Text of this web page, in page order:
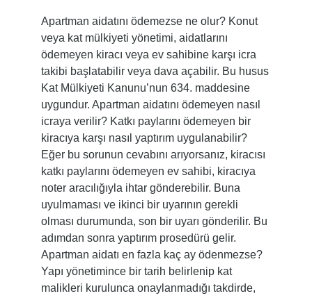
Apartman aidatını ödemezse ne olur? Konut
veya kat mülkiyeti yönetimi, aidatlarını
ödemeyen kiracı veya ev sahibine karşı icra
takibi başlatabilir veya dava açabilir. Bu husus
Kat Mülkiyeti Kanunu’nun 634. maddesine
uygundur. Apartman aidatını ödemeyen nasıl
icraya verilir? Katkı paylarını ödemeyen bir
kiracıya karşı nasıl yaptırım uygulanabilir?
Eğer bu sorunun cevabını arıyorsanız, kiracısı
katkı paylarını ödemeyen ev sahibi, kiracıya
noter aracılığıyla ihtar gönderebilir. Buna
uyulmaması ve ikinci bir uyarının gerekli
olması durumunda, son bir uyarı gönderilir. Bu
adımdan sonra yaptırım prosedürü gelir.
Apartman aidatı en fazla kaç ay ödenmezse?
Yapı yönetimince bir tarih belirlenip kat
malikleri kurulunca onaylanmadığı takdirde,